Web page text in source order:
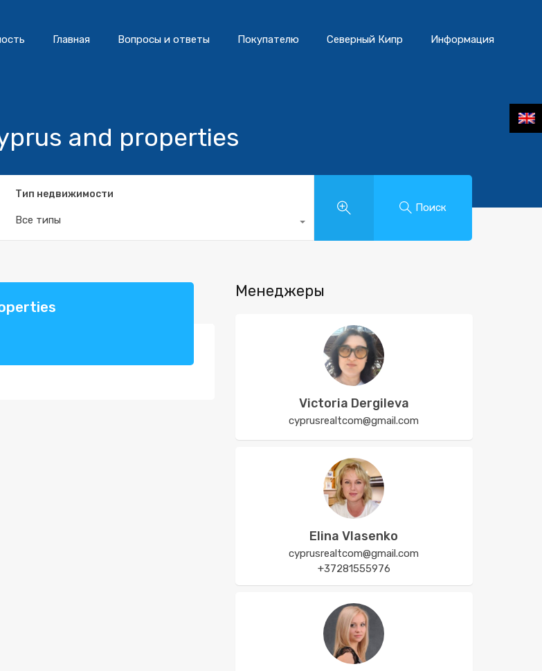
Главная Вопросы и ответы Покупателю Северный Кипр Информация
and properties
Тип недвижимости
Все типы
Поиск
Менеджеры
Victoria Dergileva
cyprusrealtcom@gmail.com
Elina Vlasenko
cyprusrealtcom@gmail.com
+37281555976